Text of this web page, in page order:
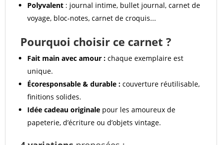
Polyvalent : journal intime, bullet journal, carnet de
voyage, bloc-notes, carnet de croquis...
Pourquoi choisir ce carnet ?
Fait main avec amour : chaque exemplaire est
unique.
Écoresponsable & durable : couverture réutilisable,
finitions solides.
Idée cadeau originale pour les amoureux de
papeterie, d’écriture ou d’objets vintage.